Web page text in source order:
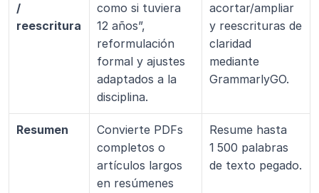
/
reescritura
como si tuviera
12 años”,
reformulación
formal y ajustes
adaptados a la
disciplina.
acortar/ampliar
y reescrituras de
claridad
mediante
GrammarlyGO.
Resumen
Convierte PDFs
completos o
artículos largos
en resúmenes
Resume hasta
1 500 palabras
de texto pegado.